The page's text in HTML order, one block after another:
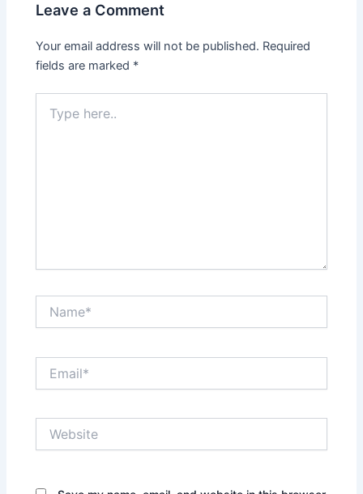
Leave a Comment
Your email address will not be published. Required
fields are marked *
here..